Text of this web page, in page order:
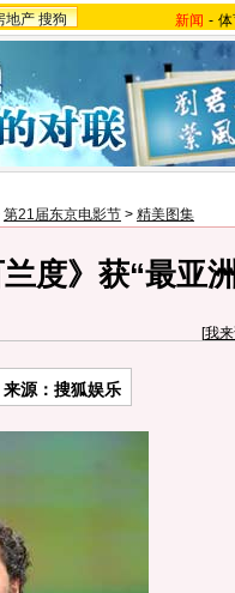
地产 搜狗 新闻 -
第21届东京电影节 > 精美图集
兰度》获“最亚
[我
来源：搜狐娱乐